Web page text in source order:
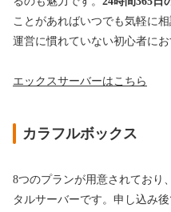
ことがあればいつでも気軽に
運営に慣れていない初心者にお
エックスサーバーはこちら
カラフルボックス
8つのプランが用意されており
タルサーバーです。申し込み